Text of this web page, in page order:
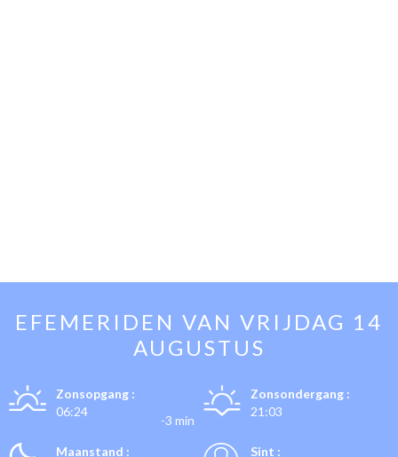
EFEMERIDEN VAN VRIJDAG 14
AUGUSTUS
Zonsopgang :
06:24
-3 min
Zonsondergang :
21:03
Maanstand :
Sint :